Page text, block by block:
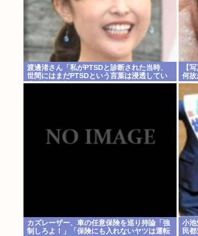
渡邊渚さん「私がPTSDと診断された当時、
世間にはまだPTSDという言葉は浸透してい
ませんでした」
【
何故
カズレーザー、車の任意保険を巡り持論「強
制しろよ！」「保険にも入れないヤツは運転
小池
民